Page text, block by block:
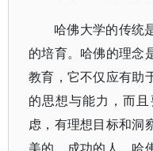
哈佛大学的传统
的培育。哈佛的理念
教育，它不仅应有助
的思想与能力，而
虑，有理想目标和洞